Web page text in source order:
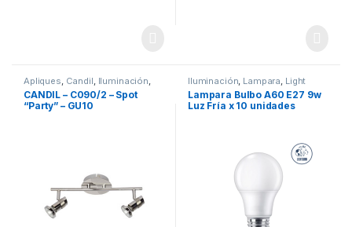
Apliques Candil Iluminación
Marcas
CANDIL – C090/2 – Spot
“Party” – GU10
Iluminación Lampara Light
Lion Marcas
Lampara Bulbo A60 E27 9w
Luz Fría x 10 unidades